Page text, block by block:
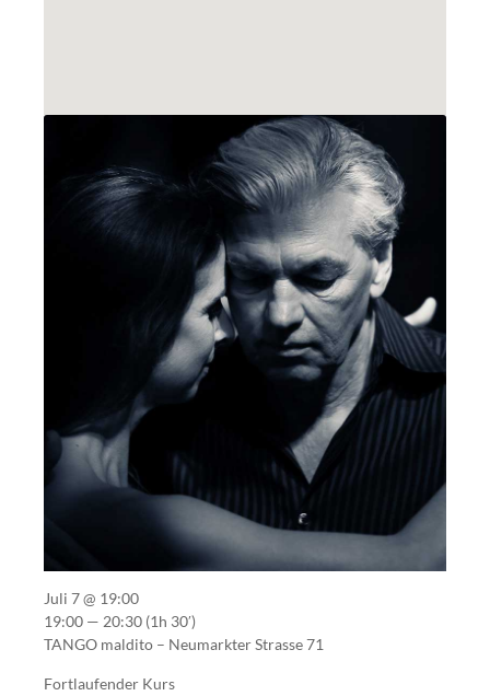
Juli 7 @ 19:00
19:00 — 20:30 (1h 30′)
TANGO maldito – Neumarkter Strasse 71
Fortlaufender Kurs